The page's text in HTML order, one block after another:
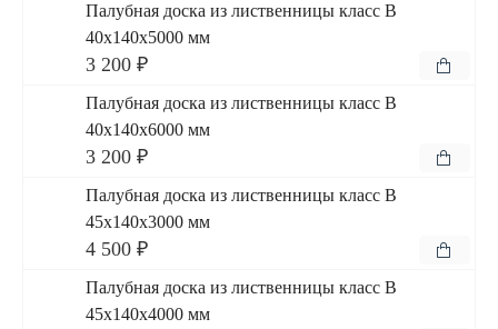
Палубная доска из лиственницы класс В
40x140x5000 мм
3 200 ₽
Палубная доска из лиственницы класс В
40x140x6000 мм
3 200 ₽
Палубная доска из лиственницы класс В
45x140x3000 мм
4 500 ₽
Палубная доска из лиственницы класс В
45x140x4000 мм